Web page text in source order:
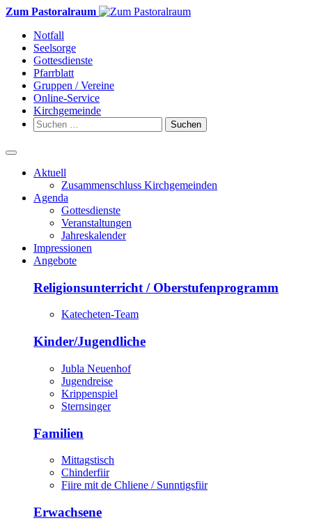
Weiter
Inhalt
Zum Pastoralraum
Notfall
Seelsorge
Gottesdienste
Pfarrblatt
Gruppen / Vereine
Online-Service
Kirchgemeinde
Suchen
nach:
Aktuell
Zusammenschluss Kirchgemeinden
Agenda
Gottesdienste
Veranstaltungen
Jahreskalender
Impressionen
Angebote
Religionsunterricht / Oberstufenprogramm
Katecheten-Team
Kinder/Jugendliche
Jubla Neuenhof
Jugendreise
Krippenspiel
Sternsinger
Familien
Mittagstisch
Chinderfiir
Fiire mit de Chliene / Sunntigsfiir
Erwachsene